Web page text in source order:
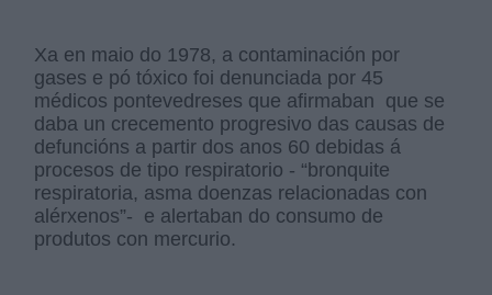
Xa en maio do 1978, a contaminación por
gases e pó tóxico foi denunciada por 45
médicos pontevedreses que afirmaban que se
daba un crecemento progresivo das causas de
defuncións a partir dos anos 60 debidas á
procesos de tipo respiratorio - “bronquite
respiratoria, asma doenzas relacionadas con
alérxenos”- e alertaban do consumo de
produtos con mercurio.